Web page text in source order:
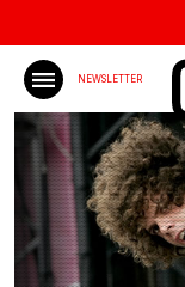
NEWSLETTER